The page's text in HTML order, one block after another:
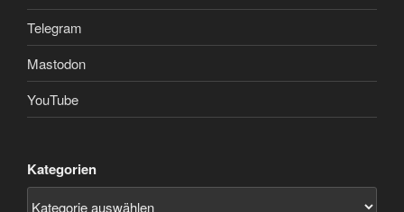
Telegram
Mastodon
YouTube
Kategorien